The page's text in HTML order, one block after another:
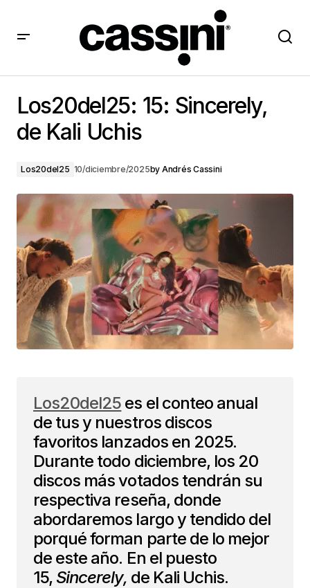
Los20del25: 15: Sincerely,
de Kali Uchis
Los20del25 10/diciembre/2025by Andrés Cassini
Los20del25 es el conteo anual
de tus y nuestros discos
favoritos lanzados en 2025.
Durante todo diciembre, los 20
discos más votados tendrán su
respectiva reseña, donde
abordaremos largo y tendido del
porqué forman parte de lo mejor
de este año. En el puesto
15, Sincerely, de Kali Uchis.